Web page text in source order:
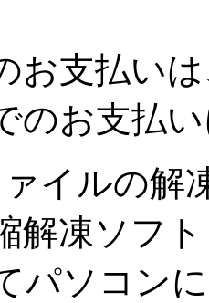
お支払い
のお支払
イルの解
解凍ソフ
パソコン